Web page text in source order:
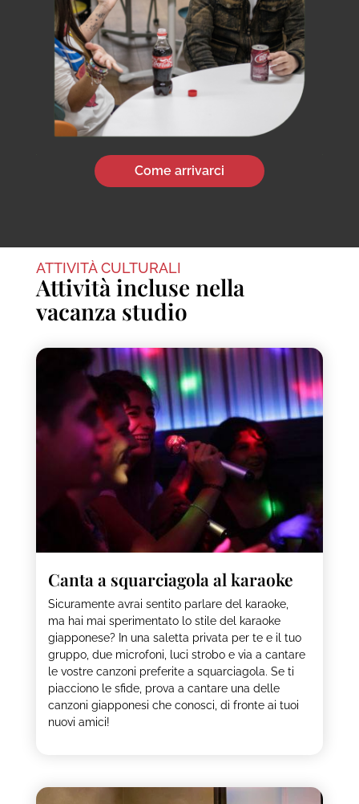
Come arrivarci
ATTIVITÀ CULTURALI
Attività incluse nella
vacanza studio
Canta a squarciagola al karaoke
Sicuramente avrai sentito parlare del karaoke,
ma hai mai sperimentato lo stile del karaoke
giapponese? In una saletta privata per te e il tuo
gruppo, due microfoni, luci strobo e via a cantare
le vostre canzoni preferite a squarciagola. Se ti
piacciono le sfide, prova a cantare una delle
canzoni giapponesi che conosci, di fronte ai tuoi
nuovi amici!